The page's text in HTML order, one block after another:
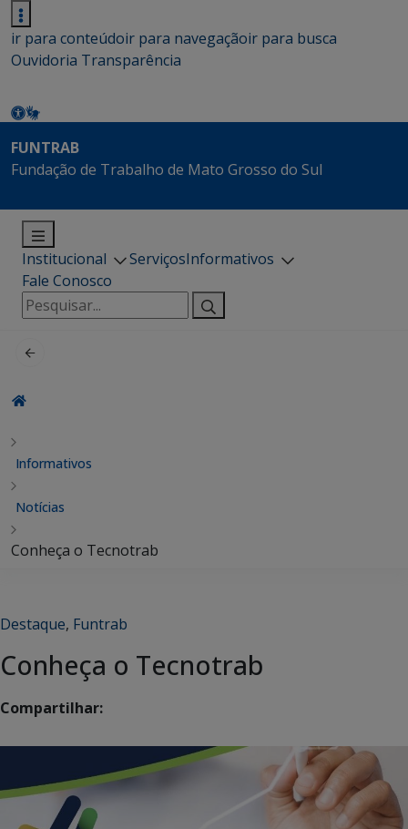
ir para conteúdoir para navegaçãoir para busca
Ouvidoria Transparência
FUNTRAB
Fundação de Trabalho de Mato Grosso do Sul
Institucional ServiçosInformativos
Fale Conosco
Pesquisar
por:
Informativos
Notícias
Conheça o Tecnotrab
Destaque, Funtrab
Conheça o Tecnotrab
Compartilhar: